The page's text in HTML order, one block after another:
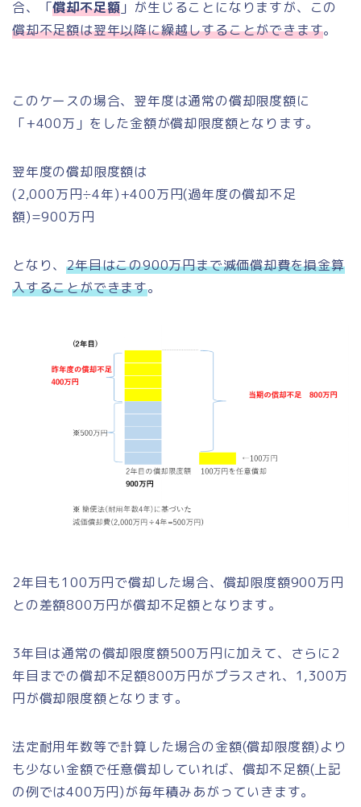
合、「償却不足額 」が生じることになりますが、この
償却不足額は翌年以降に繰越しすることができます。
このケースの場合、翌年度は通常の償却限度額に
「+400万」をした金額が償却限度額となります。
翌年度の償却限度額は
(2,000万円÷4年)+400万円(過年度の償却不足
額)=900万円
となり、2年目はこの900万円まで減価償却費を損金算
入することができます。
2年目も100万円で償却した場合、償却限度額900万円
との差額800万円が償却不足額となります。
3年目は通常の償却限度額500万円に加えて、さらに2
年目までの償却不足額800万円がプラスされ、1,300万
円が償却限度額となります。
法定耐用年数等で計算した場合の金額(償却限度額)より
も少ない金額で任意償却していれば、償却不足額(上記
の例では400万円)が毎年積みあがっていきます。